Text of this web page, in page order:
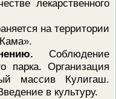
лекарственного
на территории
Соблюдение
парка. Организация
массив Кулигаш.
в культуру.